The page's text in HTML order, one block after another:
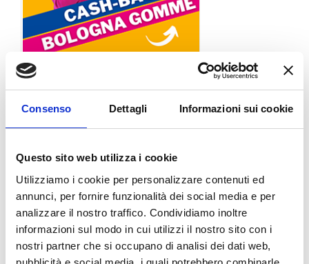
Consenso Dettagli Informazioni sui cookie
Questo sito web utilizza i cookie
Utilizziamo i cookie per personalizzare contenuti ed
annunci, per fornire funzionalità dei social media e per
analizzare il nostro traffico. Condividiamo inoltre
informazioni sul modo in cui utilizzi il nostro sito con i
nostri partner che si occupano di analisi dei dati web,